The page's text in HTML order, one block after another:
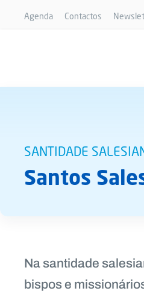
Agenda Contactos
SANTIDADE
Santos
Na santidade
bispos e